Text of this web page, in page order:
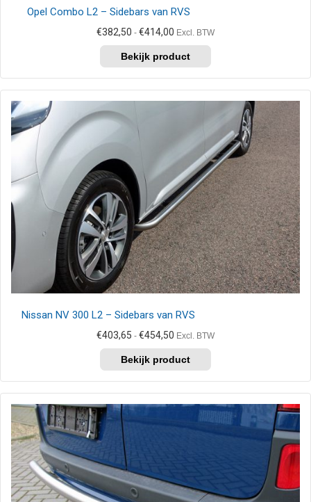
Opel Combo L2 – Sidebars van RVS
€382,50 - €414,00 Prijsklasse:
tot
€414,00
Excl. BTW
product
heeft
meerdere
gekozen
worden
op
de
productpagina
Nissan NV 300 L2 – Sidebars van RVS
€403,65 - €454,50 Prijsklasse:
tot
€454,50
Excl. BTW
product
heeft
meerdere
variaties.
worden
op